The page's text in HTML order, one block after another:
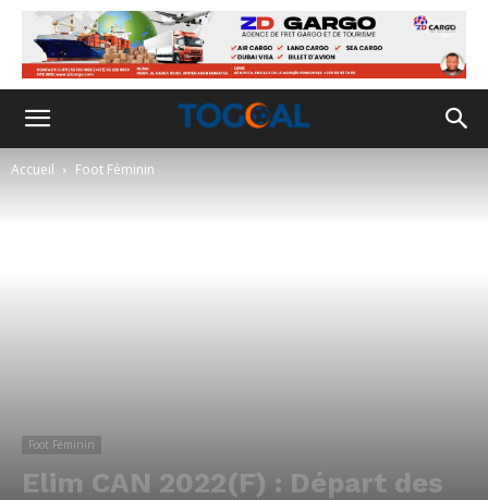
Accueil Foot Féminin
Foot Féminin
Elim CAN 2022(F) : Départ des